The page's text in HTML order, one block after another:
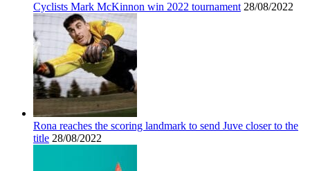
Cyclists Mark McKinnon win 2022 tournament 28/08/2022
Rona reaches the scoring landmark to send Juve closer to the
title 28/08/2022